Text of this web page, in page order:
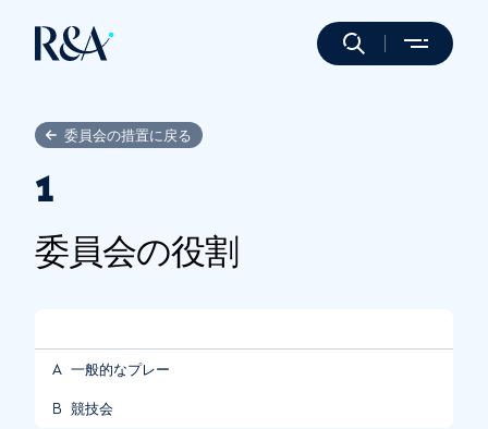
委員会の措置に戻る
1
委員会の役割
A 一般的なプレー
B 競技会